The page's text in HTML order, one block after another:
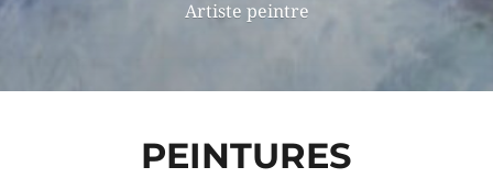
Artiste peintre
PEINTURES